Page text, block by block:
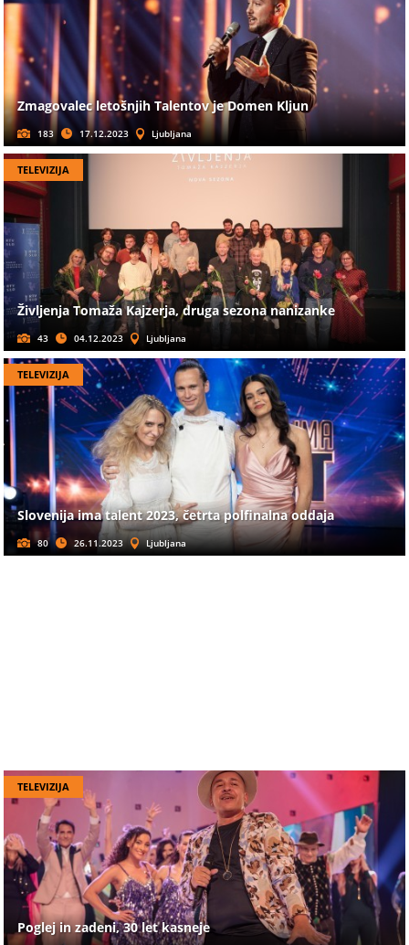
Zmagovalec letošnjih Talentov je Domen Kljun
183 17.12.2023 Ljubljana
TELEVIZIJA
Življenja Tomaža Kajzerja, druga sezona nanizanke
43 04.12.2023 Ljubljana
TELEVIZIJA
Slovenija ima talent 2023, četrta polfinalna oddaja
80 26.11.2023 Ljubljana
TELEVIZIJA
Poglej in zadeni, 30 let kasneje